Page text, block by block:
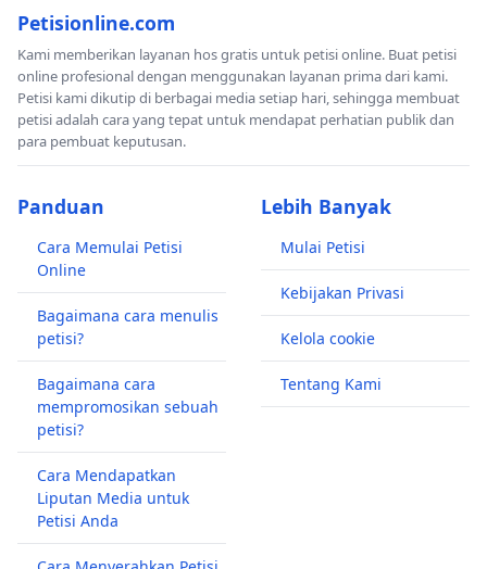
Petisionline.com
Kami memberikan layanan hos gratis untuk petisi online. Buat petisi
online profesional dengan menggunakan layanan prima dari kami.
Petisi kami dikutip di berbagai media setiap hari, sehingga membuat
petisi adalah cara yang tepat untuk mendapat perhatian publik dan
para pembuat keputusan.
Panduan
Cara Memulai Petisi
Online
Bagaimana cara menulis
petisi?
Bagaimana cara
mempromosikan sebuah
petisi?
Cara Mendapatkan
Liputan Media untuk
Petisi Anda
Lebih Banyak
Mulai Petisi
Kebijakan Privasi
Kelola cookie
Tentang Kami